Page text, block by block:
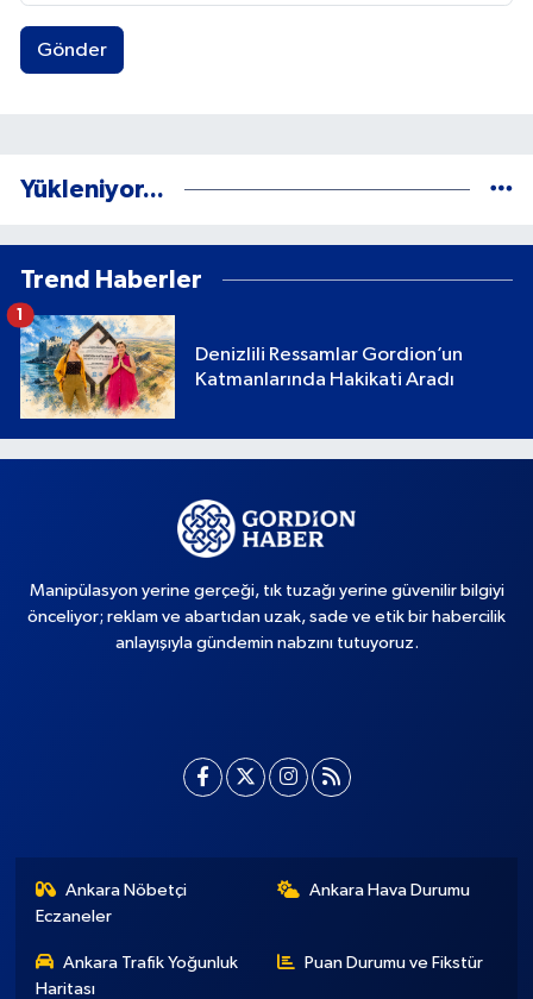
Gönder
Yükleniyor...
Trend Haberler
Denizlili Ressamlar Gordion’un
Katmanlarında Hakikati Aradı
1
Manipülasyon yerine gerçeği, tık tuzağı yerine güvenilir bilgiyi
önceliyor; reklam ve abartıdan uzak, sade ve etik bir habercilik
anlayışıyla gündemin nabzını tutuyoruz.
Ankara Nöbetçi
Eczaneler
Ankara Hava Durumu
Ankara Trafik Yoğunluk
Haritası
Puan Durumu ve Fikstür